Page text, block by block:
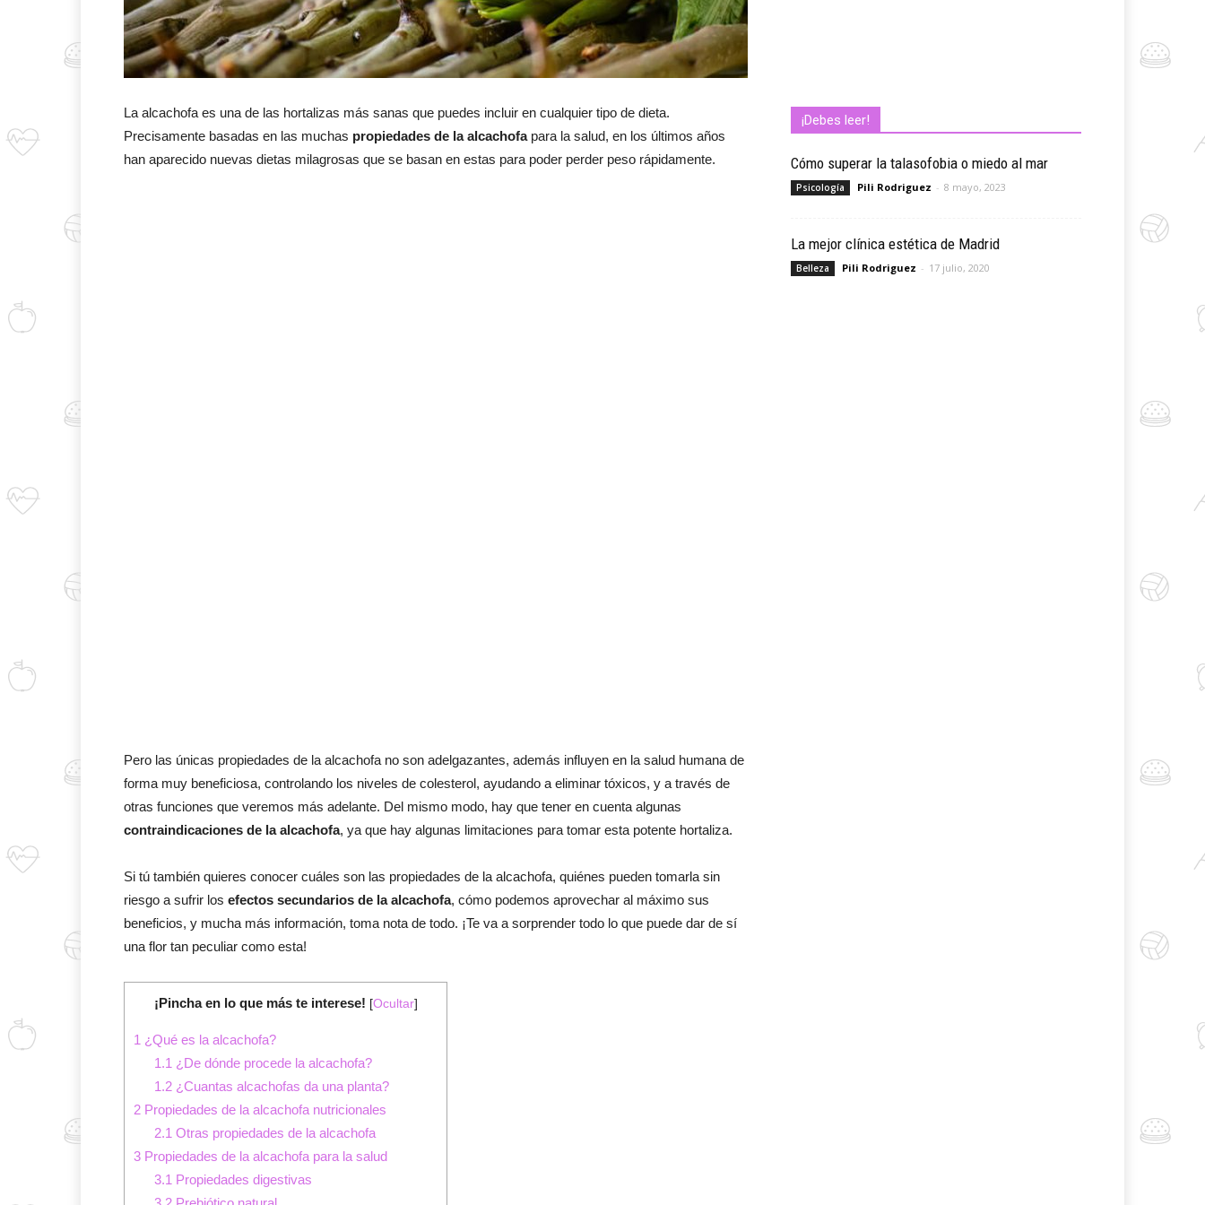
Cuídate
La alcachofa es una de las hortalizas más sanas que puedes incluir en cualquier tipo de dieta.
Precisamente basadas en las muchas propiedades de la alcachofapara la salud, en los últimos años
han aparecido nuevas dietas milagrosas que se basan en estas para poder perder peso rápidamente.
Pero las únicas propiedades de la alcachofa no son adelgazantes, además influyen en la salud humana de
forma muy beneficiosa, controlando los niveles de colesterol, ayudando a eliminar tóxicos, y a través de
otras funciones que veremos más adelante. Del mismo modo, hay que tener en cuenta algunas
contraindicaciones de la alcachofa, ya que hay algunas limitaciones para tomar esta potente hortaliza.
Si tú también quieres conocer cuáles son las propiedades de la alcachofa, quiénes pueden tomarla sin
riesgo a sufrir los efectos secundarios de la alcachofa, cómo podemos aprovechar al máximo sus
beneficios, y mucha más información, toma nota de todo. ¡Te va a sorprender todo lo que puede dar de sí
una flor tan peculiar como esta!
¡Pincha en lo que más te interese! [Ocultar]
1 ¿Qué es la alcachofa?
1.1 ¿De dónde procede la alcachofa?
1.2¿Cuantas alcachofas da una planta?
2 Propiedades de la alcachofa nutricionales
2.1 Otras propiedades de la alcachofa
3 Propiedades de la alcachofa para la salud
3.1 Propiedades digestivas
¡Debes leer!
Cómo superar la talasofobia o miedo al mar
Psicología Pili Rodriguez - 8 mayo, 2023
La mejor clínica estética de Madrid
Belleza Pili Rodriguez - 17 julio, 2020